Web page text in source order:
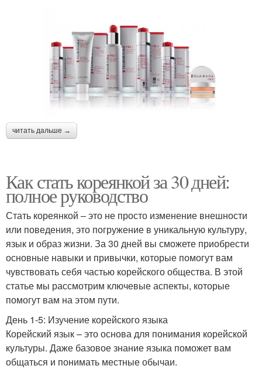
читать дальше →
Как стать кореянкой за 30 дней:
полное руководство
Стать кореянкой – это не просто изменение внешности
или поведения, это погружение в уникальную культуру,
язык и образ жизни. За 30 дней вы сможете приобрести
основные навыки и привычки, которые помогут вам
чувствовать себя частью корейского общества. В этой
статье мы рассмотрим ключевые аспекты, которые
помогут вам на этом пути.
День 1-5: Изучение корейского языка
Корейский язык – это основа для понимания корейской
культуры. Даже базовое знание языка поможет вам
общаться и понимать местные обычаи.